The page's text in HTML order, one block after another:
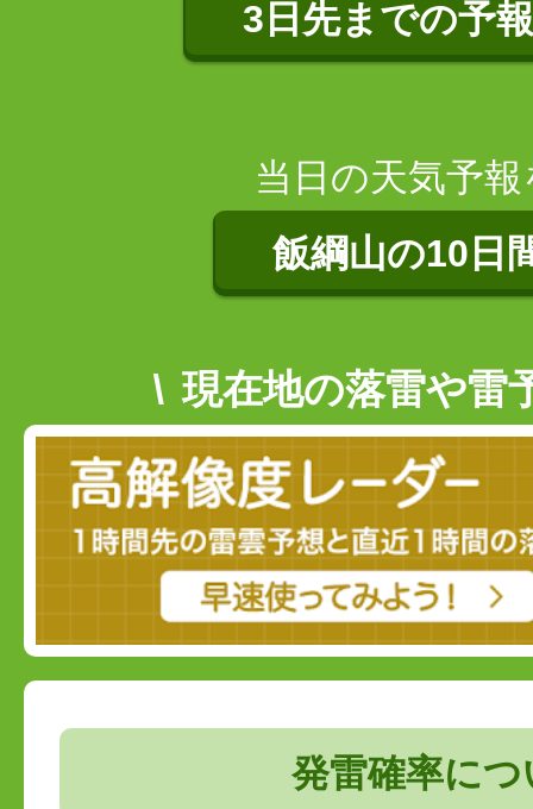
3日先までの予
当日の天気予
飯綱山の10日
現在地の落雷や雷
発雷確率につ